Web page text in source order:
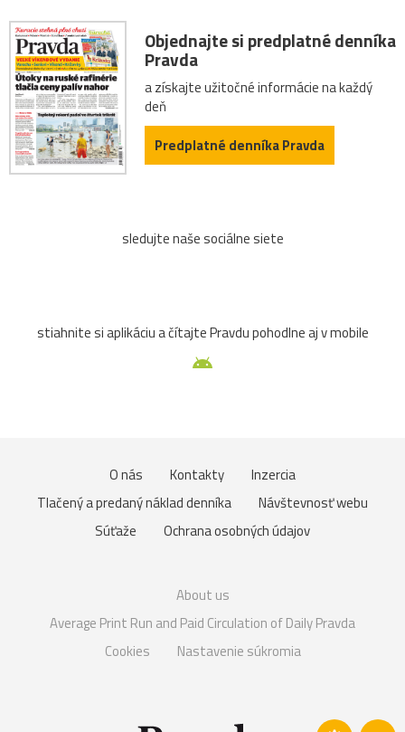
Objednajte si predplatné denníka
Pravda
a získajte užitočné informácie na každý
deň
Predplatné denníka Pravda
sledujte naše sociálne siete
stiahnite si aplikáciu a čítajte Pravdu pohodlne aj v mobile
O nás Kontakty
Inzercia
Tlačený a predaný náklad denníka
Návštevnosť webu
Súťaže
Ochrana osobných údajov
About us
Average Print Run and Paid Circulation of Daily Pravda
Cookies
Nastavenie súkromia